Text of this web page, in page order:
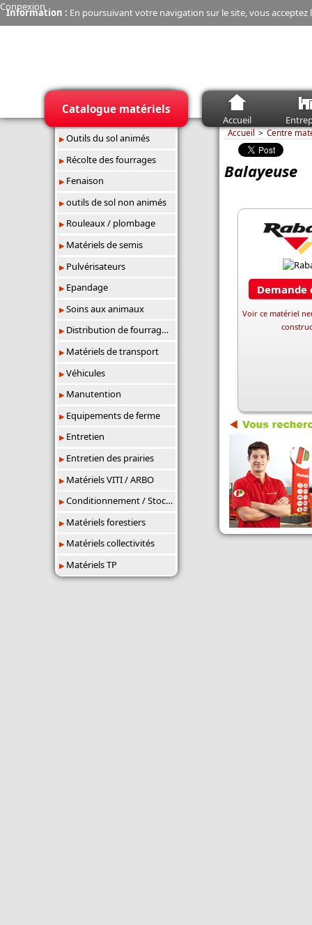
Information : En poursuivant votre navigation sur le site, vous
Connexion
Accueil
Catalogue matériels
Outils du sol animés
Récolte des fourrages
Fenaison
outils de sol non animés
Rouleaux / plombage
Matériels de semis
Pulvérisateurs
Epandage
Soins aux animaux
Distribution de fourrages/paillage
Matériels de transport
Véhicules
Manutention
Equipements de ferme
Entretien
Entretien des prairies
Matériels VITI / ARBO
Conditionnement / Stockage
Matériels forestiers
Matériels collectivités
Matériels TP
Accueil Centre
Balayeuse
Demande
Voir ce matériel